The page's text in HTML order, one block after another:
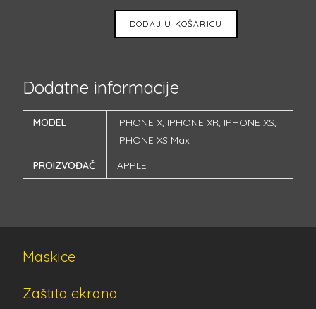
DODAJ U KOŠARICU
Dodatne informacije
MODEL IPHONE X, IPHONE XR, IPHONE XS,
IPHONE XS Max
PROIZVOĐAČ
APPLE
Maskice
Zaštita ekrana